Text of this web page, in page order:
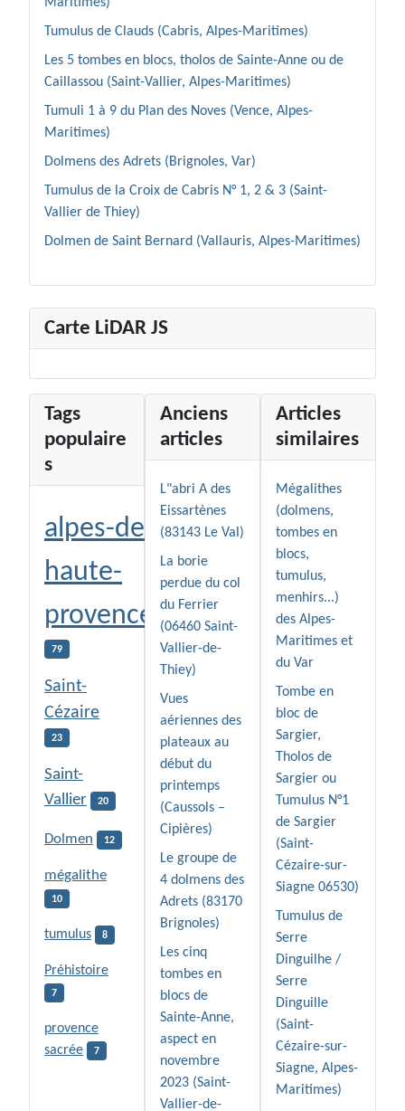
Tumulus de Clauds (Cabris, Alpes-Maritimes)
Les 5 tombes en blocs, tholos de Sainte-Anne ou de
Caillassou (Saint-Vallier, Alpes-Maritimes)
Tumuli 1 à 9 du Plan des Noves (Vence, Alpes-
Maritimes)
Dolmens des Adrets (Brignoles, Var)
Tumulus de la Croix de Cabris N° 1, 2 & 3 (Saint-
Vallier de Thiey)
Dolmen de Saint Bernard (Vallauris, Alpes-Maritimes)
Carte LiDAR JS
Tags
populaire
s
alpes-de-
haute-
provence
79
Saint-
Cézaire
23
Saint-
Vallier
20
Dolmen 12
mégalithe
10
tumulus 8
Préhistoire
7
provence
sacrée
7
Anciens
articles
L"abri A des
Eissartènes
(83143 Le Val)
La borie
perdue du col
du Ferrier
(06460 Saint-
Vallier-de-
Thiey)
Vues
aériennes des
plateaux au
début du
printemps
(Caussols –
Cipières)
Le groupe de
4 dolmens des
Adrets (83170
Brignoles)
Les cinq
tombes en
blocs de
Sainte-Anne,
aspect en
novembre
2023 (Saint-
Vallier-de-
Articles
similaires
Mégalithes
(dolmens,
tombes en
blocs,
tumulus,
menhirs...)
des Alpes-
Maritimes et
du Var
Tombe en
bloc de
Sargier,
Tholos de
Sargier ou
Tumulus N°1
de Sargier
(Saint-
Cézaire-sur-
Siagne 06530)
Tumulus de
Serre
Dinguilhe /
Serre
Dinguille
(Saint-
Cézaire-sur-
Siagne, Alpes-
Maritimes)